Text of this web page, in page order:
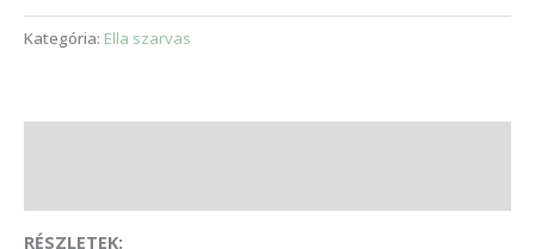
Kategória: Ella szarvas
RÉSZLETEK: